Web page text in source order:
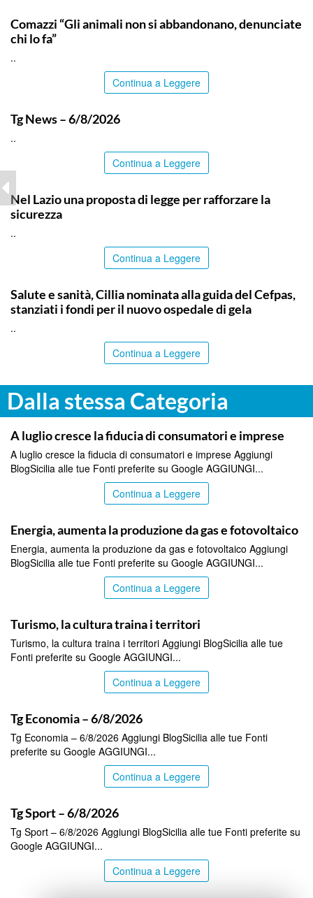
Comazzi “Gli animali non si abbandonano, denunciate
chi lo fa”
..
Continua a Leggere
Tg News – 6/8/2026
..
Continua a Leggere
ITALPRESS
Nel Lazio una proposta di legge per rafforzare la
sicurezza
..
Continua a Leggere
Salute e sanità, Cillia nominata alla guida del Cefpas,
stanziati i fondi per il nuovo ospedale di gela
..
Continua a Leggere
Dalla stessa Categoria
ITALPRESS
A luglio cresce la fiducia di consumatori e imprese
A luglio cresce la fiducia di consumatori e imprese Aggiungi
BlogSicilia alle tue Fonti preferite su Google AGGIUNGI...
Continua a Leggere
Energia, aumenta la produzione da gas e fotovoltaico
Energia, aumenta la produzione da gas e fotovoltaico Aggiungi
BlogSicilia alle tue Fonti preferite su Google AGGIUNGI...
Continua a Leggere
Turismo, la cultura traina i territori
Turismo, la cultura traina i territori Aggiungi BlogSicilia alle tue
Fonti preferite su Google AGGIUNGI...
Continua a Leggere
Tg Economia – 6/8/2026
Tg Economia – 6/8/2026 Aggiungi BlogSicilia alle tue Fonti
preferite su Google AGGIUNGI...
Continua a Leggere
Tg Sport – 6/8/2026
Tg Sport – 6/8/2026 Aggiungi BlogSicilia alle tue Fonti preferite su
Google AGGIUNGI...
Continua a Leggere